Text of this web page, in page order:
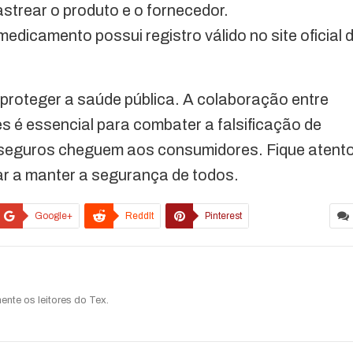
o produto e o fornecedor.
possui registro válido no site oficial
a saúde pública. A colaboração entre
é essencial para combater a falsificação de
cheguem aos consumidores. Fique
a manter a segurança de todos.
Google+ ReddIt Pinterest
os leitores do Tex.